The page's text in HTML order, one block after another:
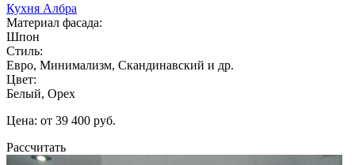
Кухня Албра
Материал фасада:
Шпон
Стиль:
Евро, Минимализм, Скандинавский и др.
Цвет:
Белый, Орех
Цена: от 39 400 руб.
Рассчитать